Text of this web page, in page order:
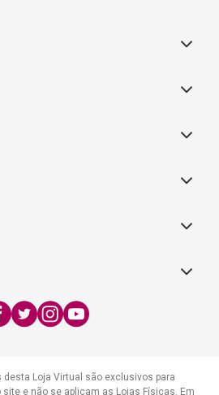
Loja Virtual são exclusivos para
e não se aplicam as Lojas Físicas. Em